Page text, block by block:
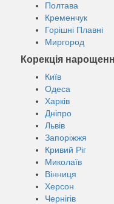
Полтава
Кременчук
Горішні Плавні
Миргород
Корекція
Київ
Одеса
Харків
Дніпро
Львів
Запоріжжя
Кривий Ріг
Миколаїв
Вінниця
Херсон
Чернігів